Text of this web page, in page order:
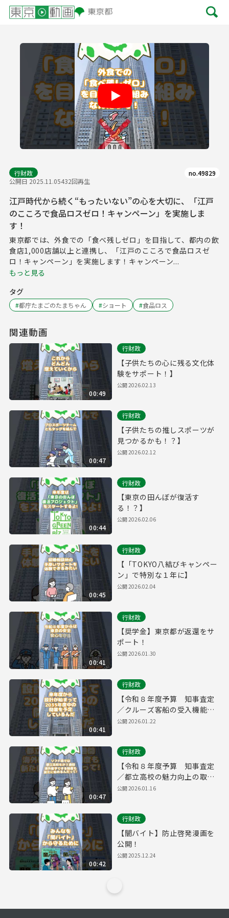
Play
行財政
公開日 2025.11.05432回再生
no.49829
江戸時代から続く“もったいない”の心を大切に、「江戸
のこころで食品ロスゼロ！キャンペーン」を実施しま
す！
東京都では、外食での「食べ残しゼロ」を目指して、都内の飲
食店1,000店舗以上と連携し、「江戸のこころで食品ロスゼ
ロ！キャンペーン」を実施します！キャンペーン...
もっと見る
タグ
#都庁たまごのたまちゃん #ショート #食品ロス
関連動画
00:49
行財政
【子供たちの心に残る文化体
験をサポート！】
公開2026.02.13
00:47
行財政
【子供たちの推しスポーツが
見つかるかも！？】
公開2026.02.12
00:44
行財政
【東京の田んぼが復活す
る！？】
公開2026.02.06
00:45
行財政
【「TOKYO八結びキャンペー
ン」で特別な１年に】
公開2026.02.04
00:41
行財政
【奨学金】東京都が返還をサ
ポート！
公開2026.01.30
00:41
行財政
【令和８年度予算 知事査定
／クルーズ客船の受入機能を
強化】
公開2026.01.22
00:47
行財政
【令和８年度予算 知事査定
／都立高校の魅力向上の取
組】
公開2026.01.16
00:42
行財政
【闇バイト】防止啓発漫画を
公開！
公開2025.12.24